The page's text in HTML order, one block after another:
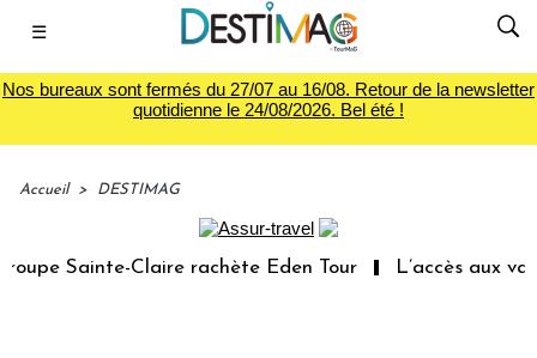
☰
Nos bureaux sont fermés du 27/07 au 16/08. Retour de la newsletter
quotidienne le 24/08/2026. Bel été !
Accueil > DESTIMAG
Sainte-Claire rachète Eden Tour L’accès aux